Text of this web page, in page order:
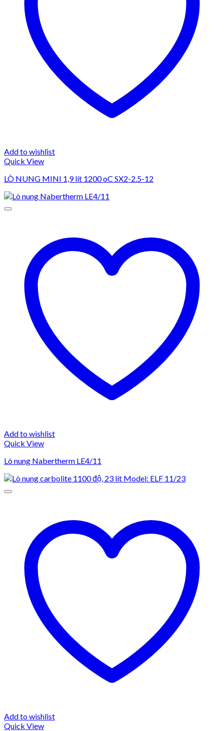
Add to wishlist
Quick View
LÒ NUNG MINI 1,9 lít 1200 oC SX2-2.5-12
Add to wishlist
Quick View
Lò nung Nabertherm LE4/11
Add to wishlist
Quick View